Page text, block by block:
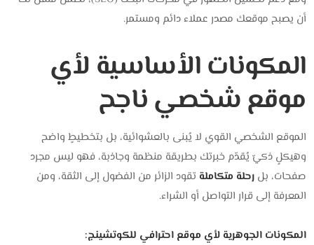
أن يصبح موقعك مصدر عملاء دائم ومستمر.
المكونات الأساسية لأي
موقع شخصي ناجح
الموقع الشخصي القوي لا يُبنى بالعشوائية، بل بتخطيطٍ واضح
وهيكلٍ ذكيّ يُقدّم خبرتك بطريقة منظمة وجاذبة، فهو ليس مجرد
صفحات، بلرحلة متكاملة تقود الزائر من الفضول إلى الثقة، ومن
المعرفة إلى قرار التواصل أو الشراء.
المكونات الجوهرية لأي موقع احترافي للكوتشينج: